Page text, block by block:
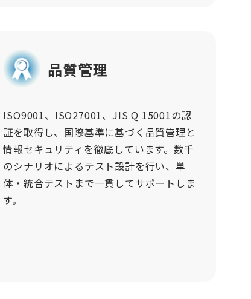
品質管理
ISO9001、ISO27001、JIS Q 15001の認
証を取得し、国際基準に基づく品質管理と
情報セキュリティを徹底しています。数千
のシナリオによるテスト設計を行い、単
体・統合テストまで一貫してサポートしま
す。